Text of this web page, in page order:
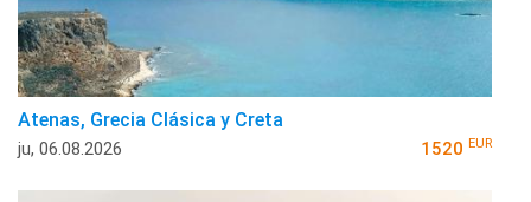
Atenas, Grecia Clásica y Creta
ju, 06.08.2026 1520 EUR